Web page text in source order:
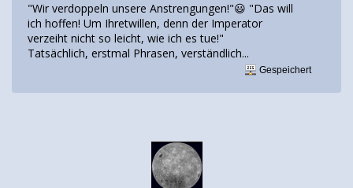
"Wir verdoppeln unsere Anstrengungen!"😃 "Das will
ich hoffen! Um Ihretwillen, denn der Imperator
verzeiht nicht so leicht, wie ich es tue!"
Tatsächlich, erstmal Phrasen, verständlich...
Gespeichert